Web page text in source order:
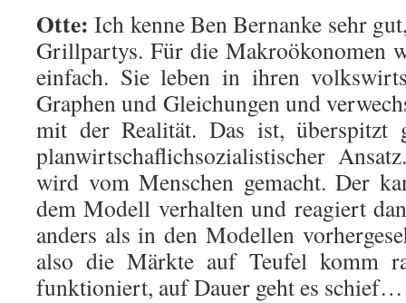
Otte: Ich kenne Ben Bernanke sehr
Grillpartys. Für die Makroökonomen
einfach. Sie leben in ihren
Graphen und Gleichungen und
mit der Realität. Das ist, überspitzt
planwirtschaflichsozialistischer
wird vom Menschen gemacht. Der
dem Modell verhalten und reagiert
anders als in den Modellen
also die Märkte auf Teufel komm
funktioniert, auf Dauer geht es schief…